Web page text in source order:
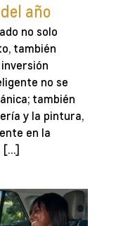
año
no solo
también
no se
también
y la pintura,
en la
[…]